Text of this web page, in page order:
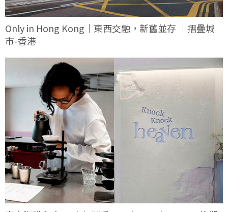
Only in Hong Kong｜東西交融，新舊並存 ｜摺疊城
市-香港